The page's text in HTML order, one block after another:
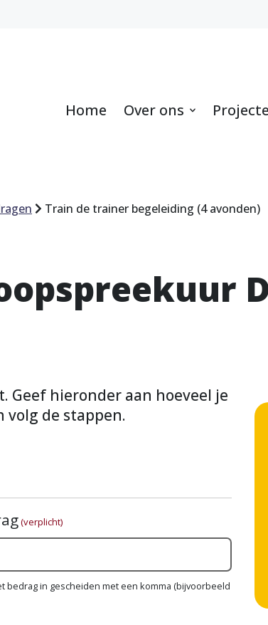
Home Over ons
Train de trainer begeleiding (4 avonden)
hieronder aan hoeveel je
de stappen.
(verplicht)
bedrag in gescheiden met een komma (bijvoorbeeld